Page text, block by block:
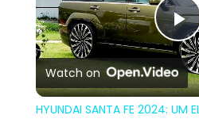
Watch on
HYUNDAI SANTA FE 2024: UM